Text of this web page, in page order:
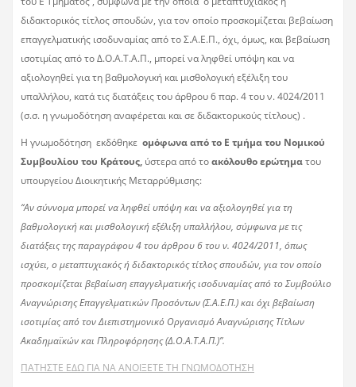
διδακτορικός τίτλος σπουδών, για τον οποίο προσκομίζεται βεβαίωση
επαγγελματικής ισοδυναμίας από το Σ.Α.Ε.Π., όχι, όμως, και βεβαίωση
ισοτιμίας από το Δ.Ο.Α.Τ.Α.Π., μπορεί να ληφθεί υπόψη και να
αξιολογηθεί για τη βαθμολογική και μισθολογική εξέλιξη του
υπαλλήλου, κατά τις διατάξεις του άρθρου 6 παρ. 4 του ν. 4024/2011
(σ.σ. η γνωμοδότηση αναφέρεται και σε διδακτορικούς τίτλους) .
Η γνωμοδότηση εκδόθηκε ομόφωνα από το Ε τμήμα του Νομικού
Συμβουλίου του Κράτους, ύστερα από τοακόλουθο ερώτηματου
υπουργείου Διοικητικής Μεταρρύθμισης:
“Αν σύννομα μπορεί να ληφθεί υπόψη και να αξιολογηθεί για τη
βαθμολογική και μισθολογική εξέλιξη υπαλλήλου, σύμφωνα με τις
διατάξεις της παραγράφου 4 του άρθρου 6 του ν. 4024/2011, όπως
ισχύει, ο μεταπτυχιακός ή διδακτορικός τίτλος σπουδών, για τον οποίο
προσκομίζεται βεβαίωση επαγγελματικής ισοδυναμίας από το Συμβούλιο
Αναγνώρισης Επαγγελματικών Προσόντων (Σ.Α.Ε.Π.) και όχι βεβαίωση
ισοτιμίας από τον Διεπιστημονικό Οργανισμό Αναγνώρισης Τίτλων
Ακαδημαϊκών και Πληροφόρησης (Δ.Ο.Α.Τ.Α.Π.)”.
ΠΑΤΗΣΤΕ ΕΔΩ ΓΙΑ ΝΑ ΑΝΟΙΞΕΤΕ ΤΗ ΓΝΩΜΟΔΟΤΗΣΗ